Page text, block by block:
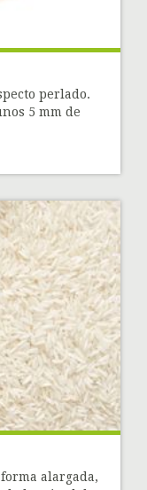
perlado.
5 mm de
alargada,